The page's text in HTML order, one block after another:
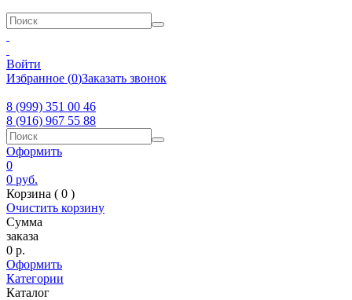
Войти
Избранное (0)Заказать звонок
8 (999) 351 00 46
8 (916) 967 55 88
Оформить
0
0 руб.
Корзина ( 0 )
Очистить корзину
Сумма
заказа
0 р.
Оформить
Категории
Каталог